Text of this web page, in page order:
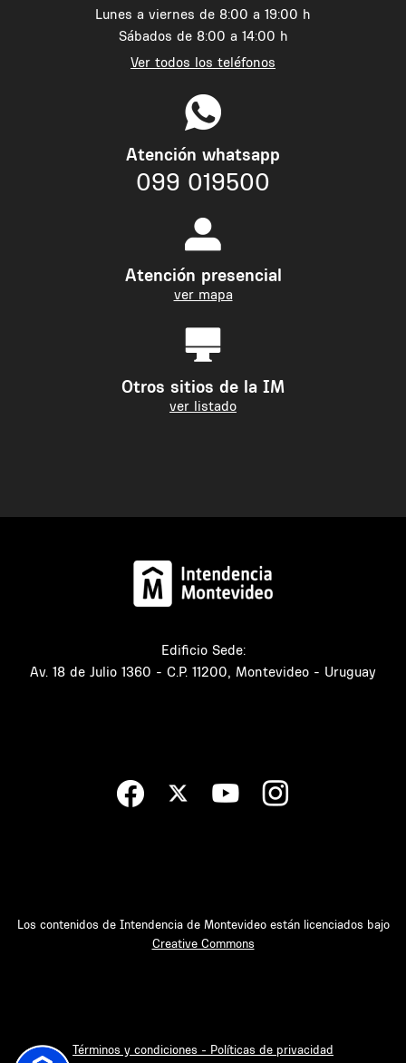
Lunes a viernes de 8:00 a 19:00 h
Sábados de 8:00 a 14:00 h
Ver todos los teléfonos
Atención whatsapp
099 019500
Atención presencial
ver mapa
Otros sitios de la IM
ver listado
Edificio Sede:
Av. 18 de Julio 1360 - C.P. 11200, Montevideo - Uruguay
Los contenidos de Intendencia de Montevideo están licenciados bajo
Creative Commons
Términos y condiciones - Políticas de privacidad